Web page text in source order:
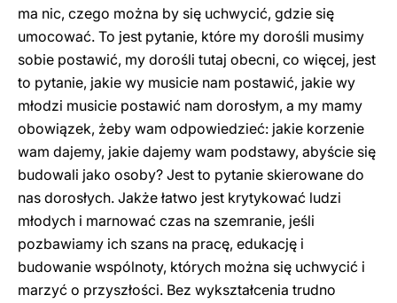
ma nic, czego można by się uchwycić, gdzie się
umocować. To jest pytanie, które my dorośli musimy
sobie postawić, my dorośli tutaj obecni, co więcej, jest
to pytanie, jakie wy musicie nam postawić, jakie wy
młodzi musicie postawić nam dorosłym, a my mamy
obowiązek, żeby wam odpowiedzieć: jakie korzenie
wam dajemy, jakie dajemy wam podstawy, abyście się
budowali jako osoby? Jest to pytanie skierowane do
nas dorosłych. Jakże łatwo jest krytykować ludzi
młodych i marnować czas na szemranie, jeśli
pozbawiamy ich szans na pracę, edukację i
budowanie wspólnoty, których można się uchwycić i
marzyć o przyszłości. Bez wykształcenia trudno